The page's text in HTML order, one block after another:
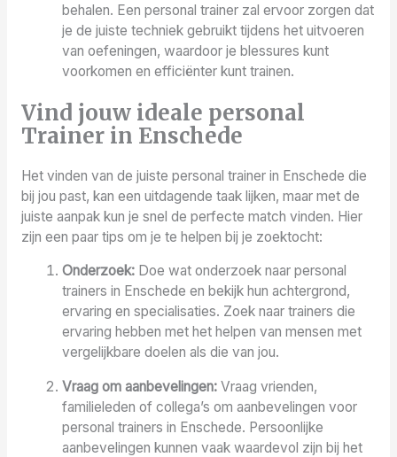
behalen. Een personal trainer zal ervoor zorgen dat
je de juiste techniek gebruikt tijdens het uitvoeren
van oefeningen, waardoor je blessures kunt
voorkomen en efficiënter kunt trainen.
Vind jouw ideale personal
Trainer in Enschede
Het vinden van de juiste personal trainer in Enschede die
bij jou past, kan een uitdagende taak lijken, maar met de
juiste aanpak kun je snel de perfecte match vinden. Hier
zijn een paar tips om je te helpen bij je zoektocht:
Onderzoek: Doe wat onderzoek naar personal
trainers in Enschede en bekijk hun achtergrond,
ervaring en specialisaties. Zoek naar trainers die
ervaring hebben met het helpen van mensen met
vergelijkbare doelen als die van jou.
Vraag om aanbevelingen: Vraag vrienden,
familieleden of collega’s om aanbevelingen voor
personal trainers in Enschede. Persoonlijke
aanbevelingen kunnen vaak waardevol zijn bij het